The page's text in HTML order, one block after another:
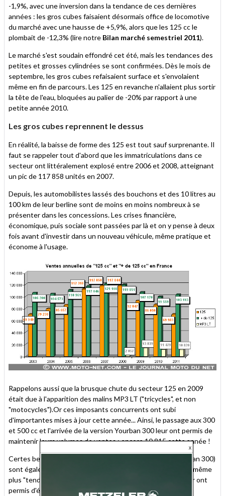
-1,9%, avec une inversion dans la tendance de ces dernières
années : les gros cubes faisaient désormais office de locomotive
du marché avec une hausse de +5,9%, alors que les 125 cc le
plombait de -12,3% (lire notre Bilan marché semestriel 2011).
Le marché s'est soudain effondré cet été, mais les tendances des
petites et grosses cylindrées se sont confirmées. Dès le mois de
septembre, les gros cubes refaisaient surface et s'envolaient
même en fin de parcours. Les 125 en revanche n'allaient plus sortir
la tête de l'eau, bloquées au palier de -20% par rapport à une
petite année 2010.
Les gros cubes reprennent le dessus
En réalité, la baisse de forme des 125 est tout sauf surprenante. Il
faut se rappeler tout d'abord que les immatriculations dans ce
secteur ont littéralement explosé entre 2006 et 2008, atteignant
un pic de 117 858 unités en 2007.
Depuis, les automobilistes lassés des bouchons et des 10 litres au
100 km de leur berline sont de moins en moins nombreux à se
présenter dans les concessions. Les crises financière,
économique, puis sociale sont passées par là et on y pense à deux
fois avant d'investir dans un nouveau véhicule, même pratique et
économe à l'usage.
Rappelons aussi que la brusque chute du secteur 125 en 2009
était due à l'apparition des malins MP3 LT ("tricycles", et non
"motocycles").Or ces imposants concurrents ont subi
d'importantes mises à jour cette année... Ainsi, le passage aux 300
et 500 cc et l'arrivée de la version Yourban 300 leur ont permis de
maintenir leurs volumes de ventes : encore 10 815 cette année !
Certes beaucoup plus chers à l'achat, les MP3 LT (et Yourban 300)
sont également plus sécurisants, puissants, statutaires et même
plus "tendance" qu'un scooter 125. Autant d'atouts qui leur ont
permis d'éviter le "fléau économique" des 125 en 2011 : la